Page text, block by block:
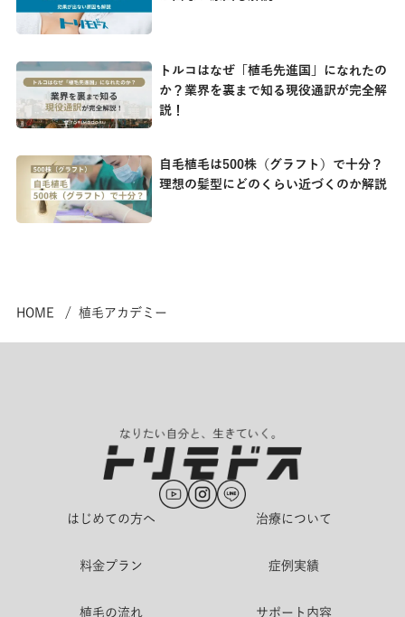
トルコはなぜ「植毛先進国」になれたの
か？業界を裏まで知る現役通訳が完全解
説！
自毛植毛は500株（グラフト）で十分？
理想の髪型にどのくらい近づくのか解説
HOME 植毛アカデミー
はじめての方へ 治療について
料金プラン 症例実績
植毛の流れ サポート内容